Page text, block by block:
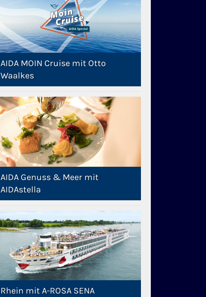
AIDA MOIN Cruise mit Otto
Waalkes
AIDA Genuss & Meer mit
AIDAstella
Rhein mit A-ROSA SENA